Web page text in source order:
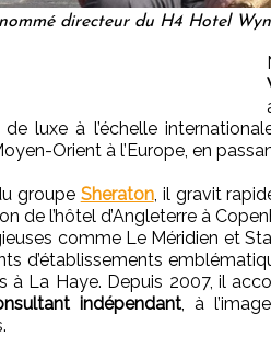
directeur du H4 Hotel
de luxe à l’échelle
Orient à l’Europe, en
groupe Sheraton, il gravit
de l’hôtel d’Angleterre à
comme Le Méridien et
d’établissements
à La Haye. Depuis 2007, il
indépendant, à